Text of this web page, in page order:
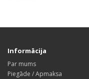
Informācija
Par mums
Piegāde / Apmaksa